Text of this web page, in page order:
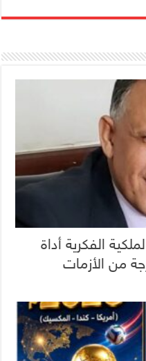
الفكرية أداة
من الأزمات